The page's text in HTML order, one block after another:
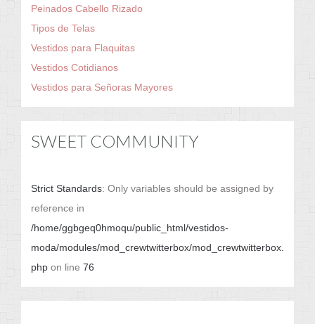
Peinados Cabello Rizado
Tipos de Telas
Vestidos para Flaquitas
Vestidos Cotidianos
Vestidos para Señoras Mayores
SWEET COMMUNITY
Strict Standards: Only variables should be assigned by
reference in
/home/ggbgeq0hmoqu/public_html/vestidos-
moda/modules/mod_crewtwitterbox/mod_crewtwitterbox.
php on line 76